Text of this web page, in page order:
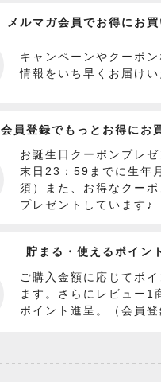
メルマガ会員でお得にお買
キャンペーンやクーポ
情報をいち早くお届けい
会員登録でもっとお得にお
お誕生日クーポンプレゼ
末日23：59までに生年
須）また、お得なクー
プレゼントしています♪
貯まる・使えるポイン
ご購入金額に応じてポ
ます。さらにレビュー1
ポイント進呈。（会員登